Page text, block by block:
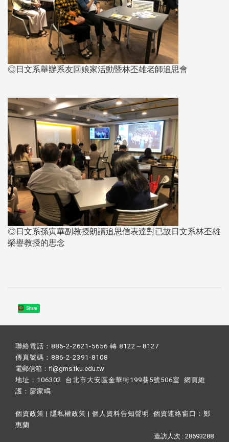
◎日文系舉辦系友回娘家活動暨林丕雄老師追思會
◎日文系孫寅華副教授朗讀追思信表達對已故日文系林丕雄
榮譽教授的思念
Share
聯絡電話：886-2-2621-5656 轉 8122～8127
傳真號碼：886-2-2391-8108
電郵信箱：fl@gms.tku.edu.tw
地址：106302 台北市大安區金華街199巷5號506室 網頁維
護： 廖家鳴​
個資政策 | 隱私權政策 | 個人資料告知聲明 個資連絡窗口： 鄭
惠蘭
造訪人次 : 28693288